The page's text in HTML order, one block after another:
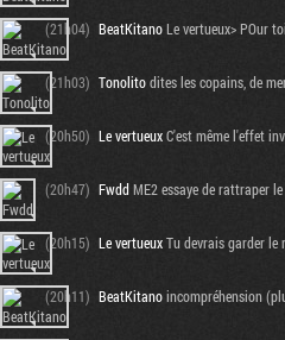
(21h04) BeatKitanoLe vertueux> POur
(21h03) Tonolitodites les copains, de
(20h50) Le vertueuxC'est même l'effet
(20h47) FwddME2 essaye de rattraper
(20h15) Le vertueuxTu devrais garder le
(20h11) BeatKitanoincompréhension